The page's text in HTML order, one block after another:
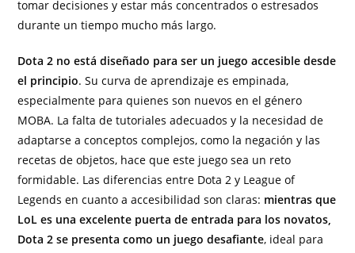
tomar decisiones y estar más concentrados o estresados
durante un tiempo mucho más largo.
Dota 2 no está diseñado para ser un juego accesible desde
el principio. Su curva de aprendizaje es empinada,
especialmente para quienes son nuevos en el género
MOBA. La falta de tutoriales adecuados y la necesidad de
adaptarse a conceptos complejos, como la negación y las
recetas de objetos, hace que este juego sea un reto
formidable. Las diferencias entre Dota 2 y League of
Legends en cuanto a accesibilidad son claras: mientras que
LoL es una excelente puerta de entrada para los novatos,
Dota 2 se presenta como un juego desafiante, ideal para